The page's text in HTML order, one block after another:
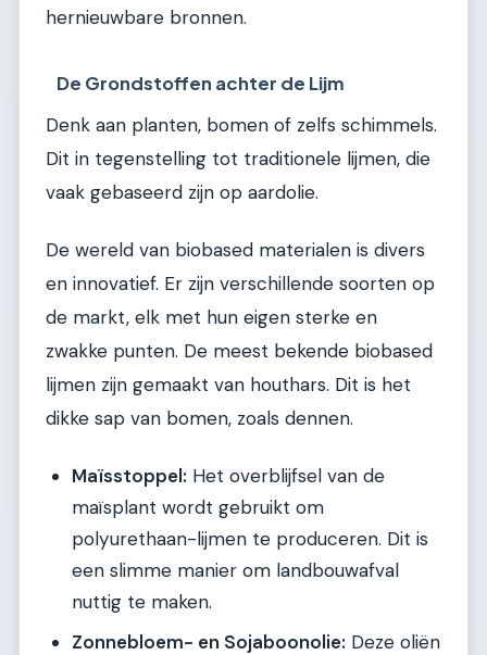
hernieuwbare bronnen.
De Grondstoffen achter de Lijm
Denk aan planten, bomen of zelfs schimmels.
Dit in tegenstelling tot traditionele lijmen, die
vaak gebaseerd zijn op aardolie.
De wereld van biobased materialen is divers
en innovatief. Er zijn verschillende soorten op
de markt, elk met hun eigen sterke en
zwakke punten. De meest bekende biobased
lijmen zijn gemaakt van houthars. Dit is het
dikke sap van bomen, zoals dennen.
Maïsstoppel: Het overblijfsel van de
maïsplant wordt gebruikt om
polyurethaan-lijmen te produceren. Dit is
een slimme manier om landbouwafval
nuttig te maken.
Zonnebloem- en Sojaboonolie: Deze oliën